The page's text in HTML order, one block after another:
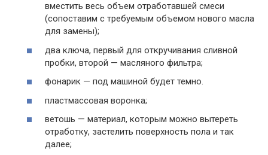
вместить весь объем отработавшей смеси
(сопоставим с требуемым объемом нового масла
для замены);
два ключа, первый для откручивания сливной
пробки, второй — масляного фильтра;
фонарик — под машиной будет темно.
пластмассовая воронка;
ветошь — материал, которым можно вытереть
отработку, застелить поверхность пола и так
далее;